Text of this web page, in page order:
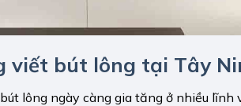
viết bút lông tại Tây
lông ngày càng gia tăng ở nhiều lĩnh